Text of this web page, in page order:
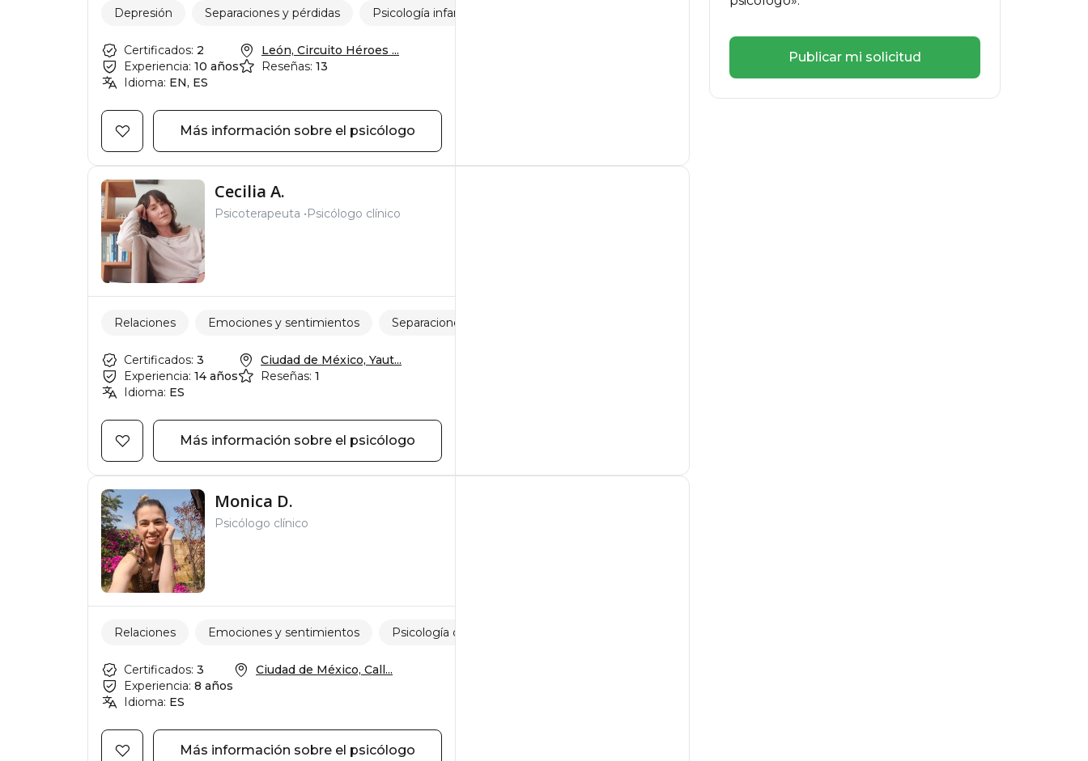
Depresión Separaciones y pérdidas Psicología infantil
Certificados: 2
Experiencia: 10 años
Idioma: EN, ES
León, Circuito Héroes ...
Reseñas: 13
Más información sobre el psicólogo
Cecilia A.
Psicoterapeuta Psicólogo clínico
Relaciones Emociones y sentimientos Separaciones y pérdidas
Certificados: 3
Experiencia: 14 años
Idioma: ES
Ciudad de México, Yaut...
Reseñas: 1
Más información sobre el psicólogo
Monica D.
Psicólogo clínico
Relaciones Emociones y sentimientos Psicología del adolescente
Certificados: 3
Experiencia: 8 años
Idioma: ES
Ciudad de México, Call...
Más información sobre el psicólogo
Publicar mi solicitud